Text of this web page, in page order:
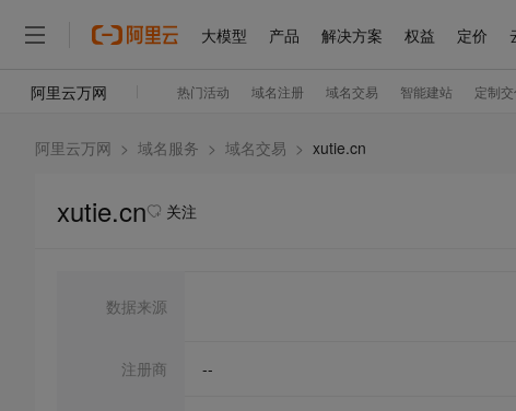
阿里云万网 > 域名服务 > 域名交易 > xutie.cn
xutie.cn 关注
数据来源
注册商 --